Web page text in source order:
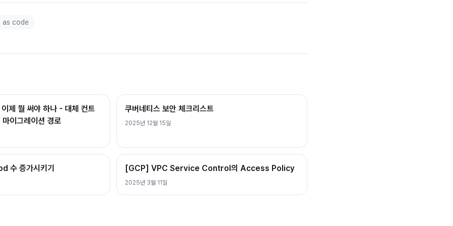
as code
뭘 써야 하나 - 대체 컨트
이그레이션 경로
쿠버네티스 보안 체크리스트
2025년 12월 15일
수 증가시키기 [GCP] VPC Service Control의 Access Policy
2025년 3월 11일